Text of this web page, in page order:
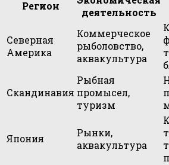
Регион
деятельность
Северная
Америка
Коммерческое
рыболовство,
аквакультура
Скандинавия
Рыбная
промысел,
туризм
Япония
Рынки,
аквакультура